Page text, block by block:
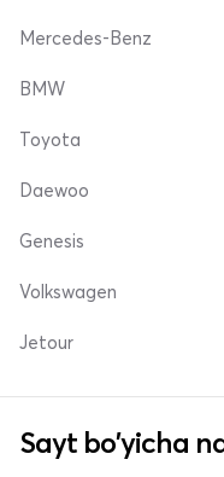
Mercedes-Benz
BMW
Toyota
Daewoo
Genesis
Volkswagen
Jetour
Sayt bo'yicha